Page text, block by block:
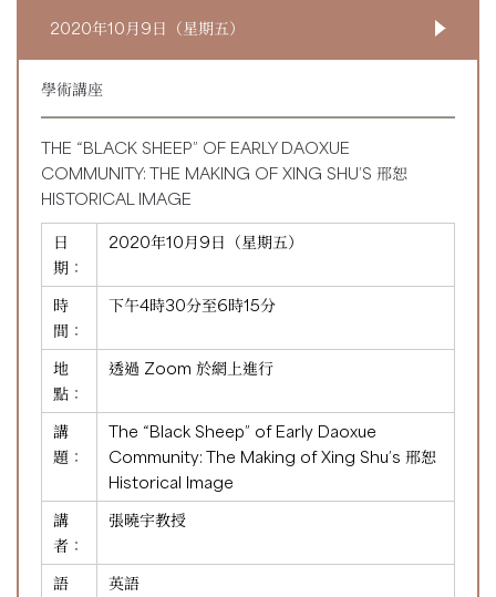
2020年10月9日（星期五）
學術講座
THE “BLACK SHEEP” OF EARLY DAOXUE
COMMUNITY: THE MAKING OF XING SHU’S 邢恕
HISTORICAL IMAGE
日
期：
2020年10月9日（星期五）
時
間：
下午4時30分至6時15分
地
點：
透過 Zoom 於網上進行
講
題：
The “Black Sheep” of Early Daoxue
Community: The Making of Xing Shu’s 邢恕
Historical Image
講
者：
張曉宇教授
語
英語